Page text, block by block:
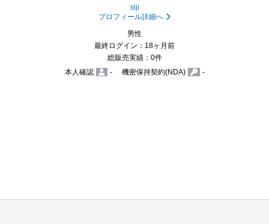
siji
プロフィール詳細へ
男性
最終ログイン：18ヶ月前
総販売実績：0件
本人確認
- 機密保持契約(NDA) -